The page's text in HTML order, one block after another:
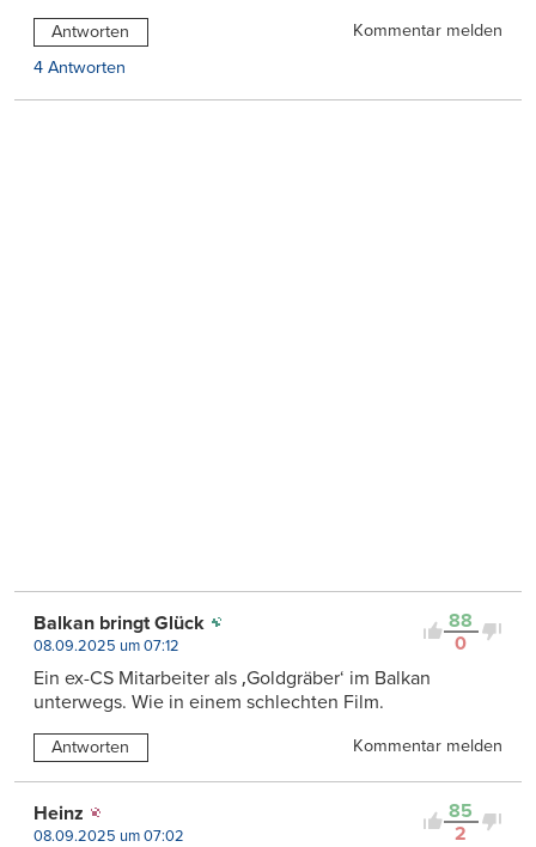
Antworten
Kommentar melden
4 Antworten
88
0
Balkan bringt Glück
08.09.2025 um 07:12
Ein ex-CS Mitarbeiter als ‚Goldgräber‘ im Balkan
unterwegs. Wie in einem schlechten Film.
Antworten Kommentar melden
85
2
Heinz
08.09.2025 um 07:02